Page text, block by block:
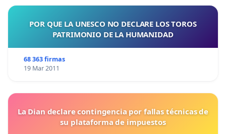
POR QUE LA UNESCO NO DECLARE LOS TOROS
PATRIMONIO DE LA HUMANIDAD
68 363 firmas
19 Mar 2011
La Dian declare contingencia por fallas técnicas de
su plataforma de impuestos